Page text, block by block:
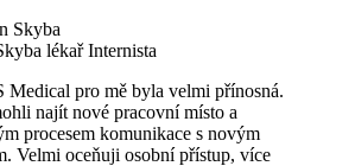
lékař Internista
Medical pro mě byla velmi přínosná.
najít nové pracovní místo a
procesem komunikace s novým
Velmi oceňuji osobní přístup, více